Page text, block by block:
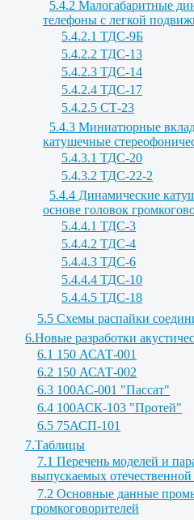
5.4.2 Малогабаритные
телефоны с легкой
5.4.2.1 ТДС-9Б
5.4.2.2 ТДС-13
5.4.2.3 ТДС-14
5.4.2.4 ТДС-17
5.4.2.5 СТ-23
5.4.3 Миниатюрные
катушечные
5.4.3.1 ТДС-20
5.4.3.2 ТДС-22-2
5.4.4 Динамические
основе головок
5.4.4.1 ТДС-3
5.4.4.2 ТДС-4
5.4.4.3 ТДС-6
5.4.4.4 ТДС-10
5.4.4.5 ТДС-18
5.5 Схемы распайки
6.Новые разработки
6.1 150 АСАТ-001
6.2 150 АСАТ-002
6.3 100АС-001 "Пассат"
6.4 100АСК-103 "Протей"
6.5 75АСП-101
7.Таблицы
7.1 Перечень моделей и
выпускаемых
7.2 Основные данные
громкоговорителей